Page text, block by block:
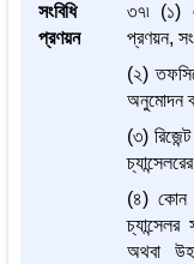
সংবিধি
প্রণয়ন
৩৭৷ (১)
প্রণয়ন,
(২)
অনুমোদন
(৩)
(৪) কোন
অথবা